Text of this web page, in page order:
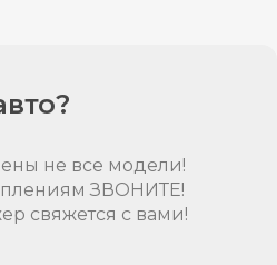
не все модели!
ЗВОНИТЕ!
свяжется с вами!